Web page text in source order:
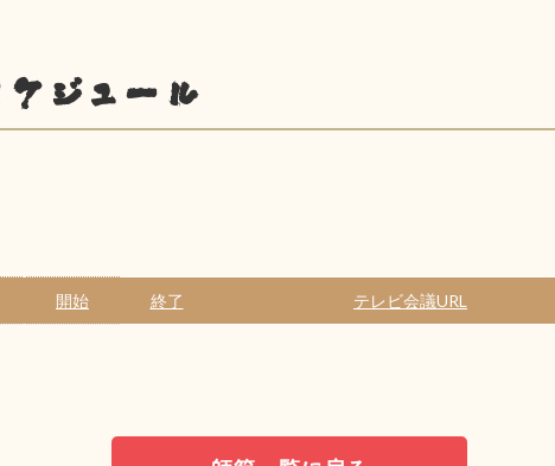
ジュール
開始 終了 テレビ会議URL